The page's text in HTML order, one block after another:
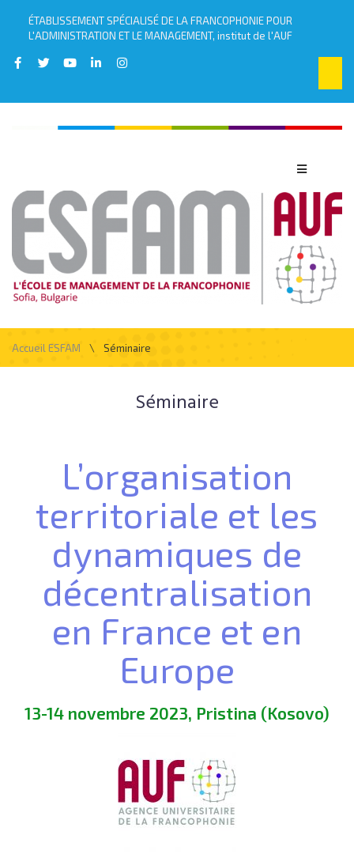
ÉTABLISSEMENT SPÉCIALISÉ DE LA FRANCOPHONIE POUR
L'ADMINISTRATION ET LE MANAGEMENT, institut de l'AUF
Accueil ESFAM \ Séminaire
Séminaire
L’organisation
territoriale et les
dynamiques de
décentralisation
en France et en
Europe
13-14 novembre 2023, Pristina (Kosovo)